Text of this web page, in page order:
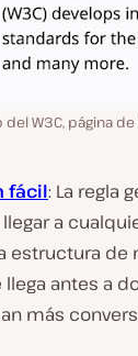
del W3C, página
fácil: La regla
a
estructura de
llega antes a
más